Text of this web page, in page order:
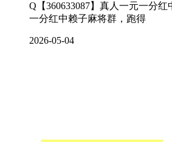
Q【360633087】真人一元一分
一分红中赖子麻将群，跑得
2026-05-04